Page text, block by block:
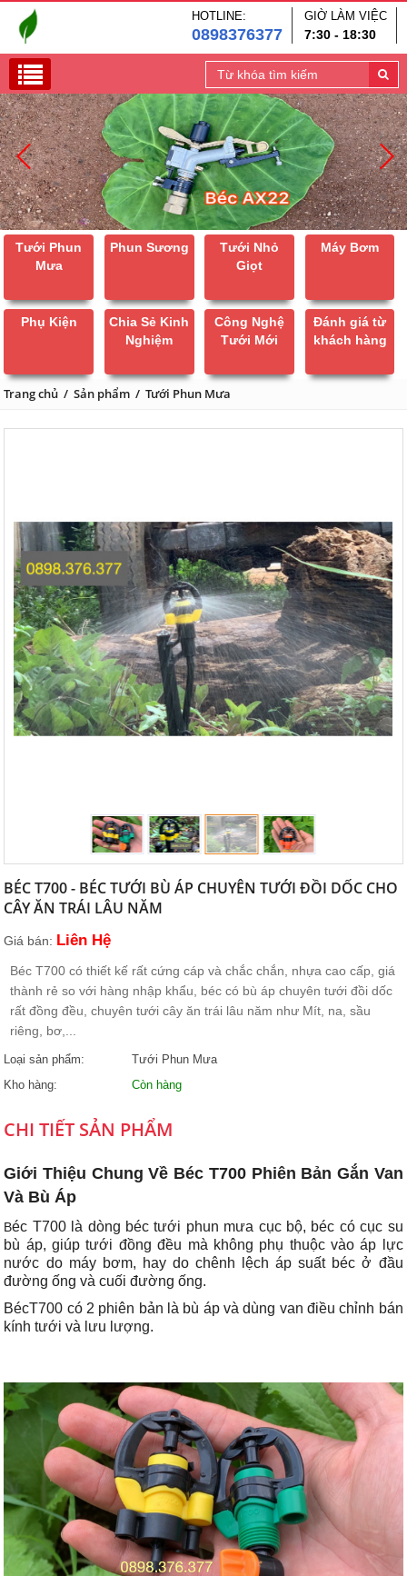
HOTLINE:
0898376377
GIỜ LÀM VIỆC
7:30 - 18:30
Tưới Phun
Mưa
Phun Sương
Tưới Nhỏ
Giọt
Máy Bơm
Phụ Kiện
Chia Sẻ Kinh
Nghiệm
Công Nghệ
Tưới Mới
Đánh giá từ
khách hàng
Trang chủ /Sản phẩm /Tưới Phun Mưa
BÉC T700 - BÉC TƯỚI BÙ ÁP CHUYÊN TƯỚI ĐỒI DỐC CHO
CÂY ĂN TRÁI LÂU NĂM
Giá bán: Liên Hệ
Béc T700 có thiết kế rất cứng cáp và chắc chắn, nhựa cao cấp, giá
thành rẻ so với hàng nhập khẩu, béc có bù áp chuyên tưới đồi dốc
rất đồng đều, chuyên tưới cây ăn trái lâu năm như Mít, na, sầu
riêng, bơ,...
Loại sản phẩm:
Tưới Phun Mưa
Kho hàng:
Còn hàng
CHI TIẾT SẢN PHẨM
Giới Thiệu Chung Về Béc T700 Phiên Bản Gắn Van
Và Bù Áp
Béc T700 là dòng béc tưới phun mưa cục bộ, béc có cục su
bù áp, giúp tưới đồng đều mà không phụ thuộc vào áp lực
nước do máy bơm, hay do chênh lệch áp suất béc ở đầu
đường ống và cuối đường ống.
BécT700 có 2 phiên bản là bù áp và dùng van điều chỉnh bán
kính tưới và lưu lượng.